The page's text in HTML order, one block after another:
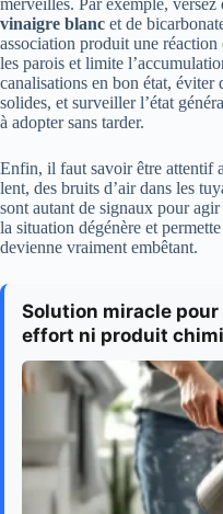
merveilles. Par exemple, versez
vinaigre blanc et de
association produit une
les parois et limite
canalisations en bon état, éviter
solides, et surveiller l’état
à adopter sans tarder.
Enfin, il faut savoir être attentif
lent, des bruits d’air dans les
sont autant de signaux pour
la situation dégénère et
devienne vraiment embêtant.
Solution miracle
effort ni produit